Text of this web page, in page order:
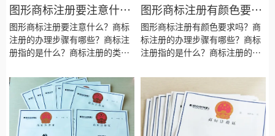
图形商标注册要注意什
么？
图形商标注册要注意什么？商标
注册的办理步骤有哪些？商标注
册指的是什么？商标注册的类型
些？商标注册要注意些什么？商
标注册的目的是为了什么？商标
注册会失败吗？商标注册需要什
么资料？商标注册的材料有哪
些？商标注册需要多长时间？
图形商标注册有颜色要求
吗？
图形商标注册有颜色要求吗？商
标注册的办理步骤有哪些？商标
注册指的是什么？商标注册的类
些？商标注册要注意些什么？商
标注册的目的是为了什么？商标
注册会失败吗？商标注册需要什
么资料？商标注册的材料有哪
些？商标注册需要多长时间？